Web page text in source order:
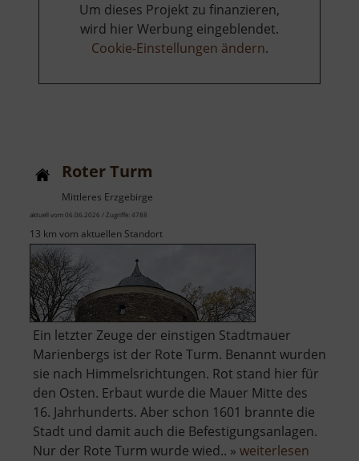
Um dieses Projekt zu finanzieren,
wird hier Werbung eingeblendet.
Cookie-Einstellungen ändern.
Roter Turm
Mittleres Erzgebirge
aktuell vom 06.06.2026 / Zugriffe: 4788
13 km vom aktuellen Standort
Ein letzter Zeuge der einstigen Stadtmauer
Marienbergs ist der Rote Turm. Benannt wurden
sie nach Himmelsrichtungen. Rot stand hier für
den Osten. Erbaut wurde die Mauer Mitte des
16. Jahrhunderts. Aber schon 1601 brannte die
Stadt und damit auch die Befestigungsanlagen.
Nur der Rote Turm wurde wied.. » weiterlesen